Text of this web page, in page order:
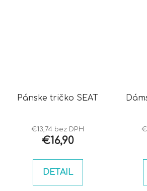
Pánske tričko SEAT
€13,74 bez DPH
€16,90
DETAIL